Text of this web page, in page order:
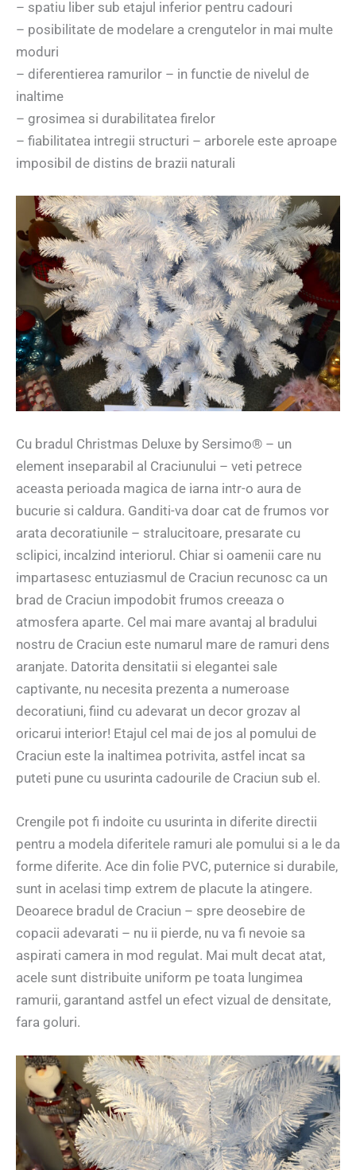
– spatiu liber sub etajul inferior pentru cadouri
– posibilitate de modelare a crengutelor in mai multe
moduri
– diferentierea ramurilor – in functie de nivelul de
inaltime
– grosimea si durabilitatea firelor
– fiabilitatea intregii structuri – arborele este aproape
imposibil de distins de brazii naturali
Cu bradul Christmas Deluxe by Sersimo® – un
element inseparabil al Craciunului – veti petrece
aceasta perioada magica de iarna intr-o aura de
bucurie si caldura. Ganditi-va doar cat de frumos vor
arata decoratiunile – stralucitoare, presarate cu
sclipici, incalzind interiorul. Chiar si oamenii care nu
impartasesc entuziasmul de Craciun recunosc ca un
brad de Craciun impodobit frumos creeaza o
atmosfera aparte. Cel mai mare avantaj al bradului
nostru de Craciun este numarul mare de ramuri dens
aranjate. Datorita densitatii si elegantei sale
captivante, nu necesita prezenta a numeroase
decoratiuni, fiind cu adevarat un decor grozav al
oricarui interior! Etajul cel mai de jos al pomului de
Craciun este la inaltimea potrivita, astfel incat sa
puteti pune cu usurinta cadourile de Craciun sub el.
Crengile pot fi indoite cu usurinta in diferite directii
pentru a modela diferitele ramuri ale pomului si a le da
forme diferite. Ace din folie PVC, puternice si durabile,
sunt in acelasi timp extrem de placute la atingere.
Deoarece bradul de Craciun – spre deosebire de
copacii adevarati – nu ii pierde, nu va fi nevoie sa
aspirati camera in mod regulat. Mai mult decat atat,
acele sunt distribuite uniform pe toata lungimea
ramurii, garantand astfel un efect vizual de densitate,
fara goluri.